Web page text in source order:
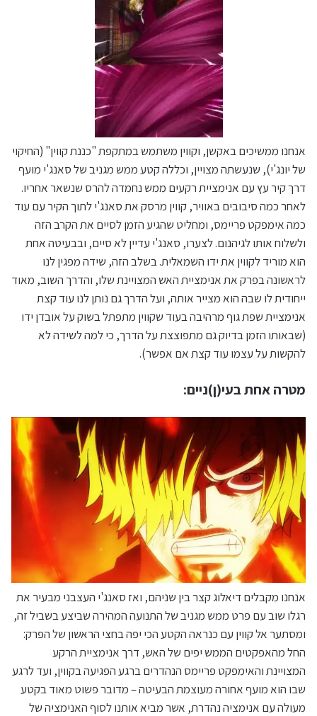
אנחנו ממשיכים באקשן, וקווין משתמש במתקפת "כננת קווין" (החיקוי
של יונג'י), שנעשתה מצויין, וכללה קטע ממש מגניב של סאנג'י מועף
דרך קיר עץ עם אנימציית רקעים ממש נחמדה להרס שנשאר אחריו.
לאחר כמה סיבובים באוויר, קווין מרסק את סאנג'י לתוך הקיר עם עוד
כמה אימפקט פריימס, ומחליט שהגיע הזמן לסיים את הקרב הזה
ולשלוח אותו לגיהנום. לצערו, סאנג'י עדיין לא סיים, ובבעיטה אחת
הוא מוריד לקווין את ידו השמאלית. בשלב הזה, שידה מפגין לנו
לראשונה בפרק את אנימציית האש המצויינת שלו, והדרך השוב, מאוד
ייחודית לו שבה הוא מצייר אותה, ועל הדרך גם נותן לנו עוד קצת
אנימציית שפת גוף מרהיבה בעוד שקווין מתפתל בשוק על אובדן ידו
(שבאותו הזמן בדיוק גם מתפוצצת על הדרך, כי למה לשידה לא
להקשות על עצמו עוד קצת אם אפשר).
מטרה אחת בעי(ן)ניים:
אנחנו מקבלים דיאלוג קצר בין שניהם, ואז סאנג'י העצבני מבעיר את
רגלו שוב עם פרט ממש מגניב של התנועה המהירה שביצע בשביל זה,
ומסתער אל קווין עם כנראה הקטע הכי יפה בחצי הראשון של הפרק:
החל מהאפקטים הממש יפים של האש, דרך אנימציית הרקע
המצויינת והאימפקט פריימס הנהדרים ברגע הפגיעה בקווין, ועד לרגע
שבו הוא מועף אחורה מעוצמת הבעיטה – מדובר פשוט מאוד בקטע
מעולה עם אנימציה נהדרת, אשר מביא אותנו לסוף האנימציה של